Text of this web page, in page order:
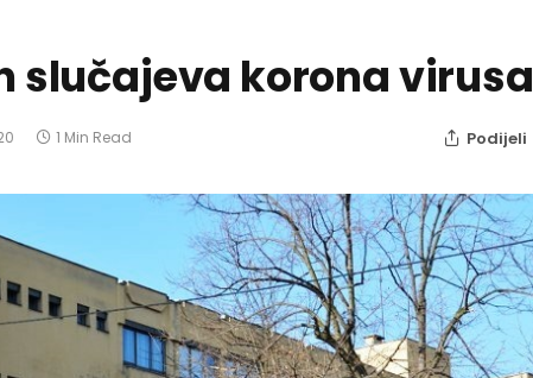
slučajeva korona virusa
1 Min Read Podijeli